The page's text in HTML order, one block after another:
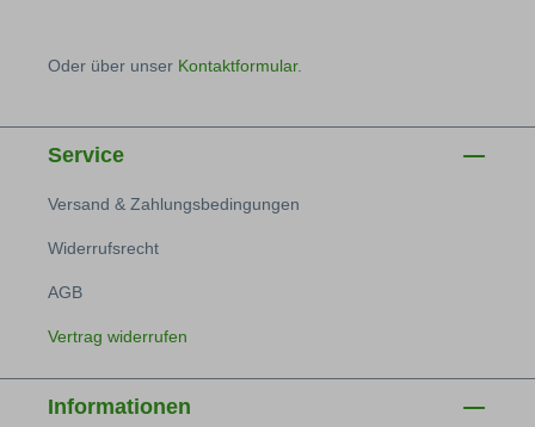
Oder über unser Kontaktformular.
Service
Versand & Zahlungsbedingungen
Widerrufsrecht
AGB
Vertrag widerrufen
Informationen